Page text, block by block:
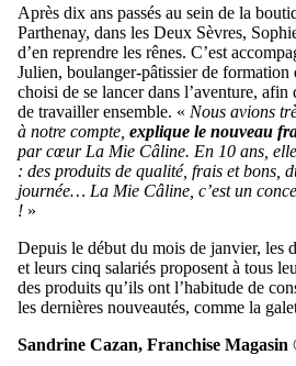
Après dix ans passés au sein de la
Parthenay, dans les Deux Sèvres,
d’en reprendre les rênes. C’est
Julien, boulanger-pâtissier de formation
choisi de se lancer dans l’aventure,
de travailler ensemble. « Nous avions
à notre compte, explique le nouveau
par cœur La Mie Câline. En 10 ans,
: des produits de qualité, frais et bons,
journée… La Mie Câline, c’est un
! »
Depuis le début du mois de janvier, les
et leurs cinq salariés proposent à tous
des produits qu’ils ont l’habitude de
les dernières nouveautés, comme la
Sandrine Cazan, Franchise Magasin